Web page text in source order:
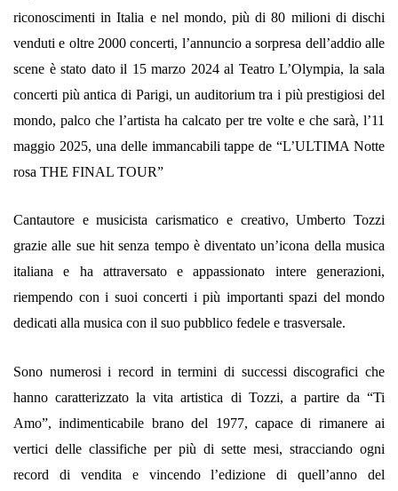
riconoscimenti in Italia e nel mondo, più di 80 milioni di dischi
venduti e oltre 2000 concerti, l’annuncio a sorpresa dell’addio alle
scene è stato dato il 15 marzo 2024 al Teatro L’Olympia, la sala
concerti più antica di Parigi, un auditorium tra i più prestigiosi del
mondo, palco che l’artista ha calcato per tre volte e che sarà, l’11
maggio 2025, una delle immancabili tappe de “L’ULTIMA Notte
rosa THE FINAL TOUR”
Cantautore e musicista carismatico e creativo, Umberto Tozzi
grazie alle sue hit senza tempo è diventato un’icona della musica
italiana e ha attraversato e appassionato intere generazioni,
riempendo con i suoi concerti i più importanti spazi del mondo
dedicati alla musica con il suo pubblico fedele e trasversale.
Sono numerosi i record in termini di successi discografici che
hanno caratterizzato la vita artistica di Tozzi, a partire da “Ti
Amo”, indimenticabile brano del 1977, capace di rimanere ai
vertici delle classifiche per più di sette mesi, stracciando ogni
record di vendita e vincendo l’edizione di quell’anno del